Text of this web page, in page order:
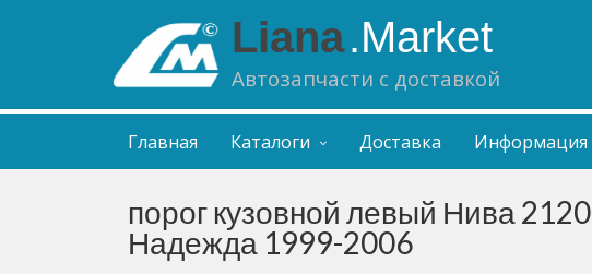
Liana.Market
Автозапчасти с доставкой
Главная Каталоги Доставка Информация
порог кузовной левый Нива 2120
Надежда 1999-2006